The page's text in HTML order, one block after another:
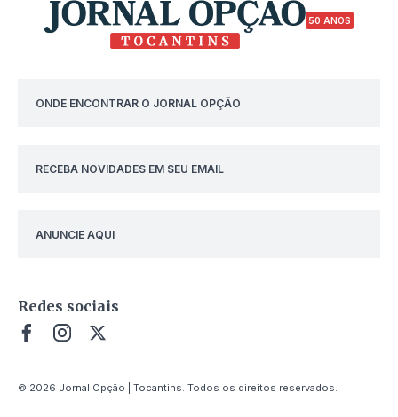
50 ANOS
ONDE ENCONTRAR O JORNAL OPÇÃO
RECEBA NOVIDADES EM SEU EMAIL
ANUNCIE AQUI
Redes sociais
© 2026 Jornal Opção | Tocantins. Todos os direitos reservados.